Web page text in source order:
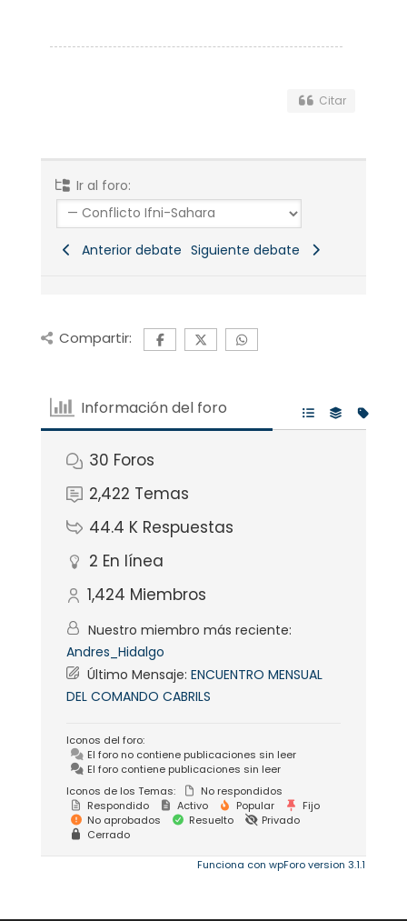
Citar
Ir al foro:
Anterior debate Siguiente debate
Compartir:
Información del foro
30 Foros
2,422 Temas
44.4 K Respuestas
2 En línea
1,424 Miembros
Nuestro miembro más reciente:
Andres_Hidalgo
Último Mensaje: ENCUENTRO MENSUAL
DEL COMANDO CABRILS
Iconos del foro:
El foro no contiene publicaciones sin leer
El foro contiene publicaciones sin leer
Iconos de los Temas:
No respondidos
Respondido
Activo Popular
Fijo
No aprobados
Resuelto
Privado
Cerrado
Funciona con wpForo version 3.1.1